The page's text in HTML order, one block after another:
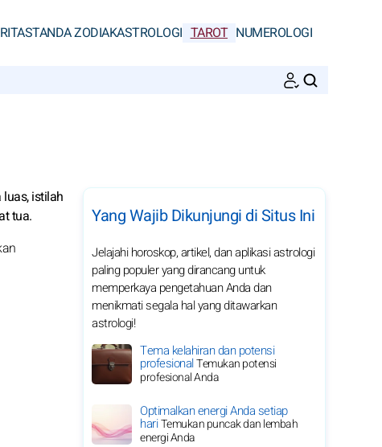
TANDA ZODIAKASTROLOGI TAROT NUMEROLOGI
istilah
tua.
Yang Wajib Dikunjungi di Situs Ini
Jelajahi horoskop, artikel, dan aplikasi astrologi
paling populer yang dirancang untuk
memperkaya pengetahuan Anda dan
menikmati segala hal yang ditawarkan
astrologi!
Tema kelahiran dan potensi
profesionalTemukan potensi
profesional Anda
Optimalkan energi Anda setiap
hariTemukan puncak dan lembah
energi Anda